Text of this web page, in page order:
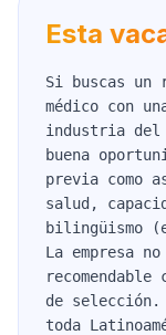
Esta
Si buscas
médico con
industria del
buena
previa como
salud,
bilingüismo
La empresa
de
toda